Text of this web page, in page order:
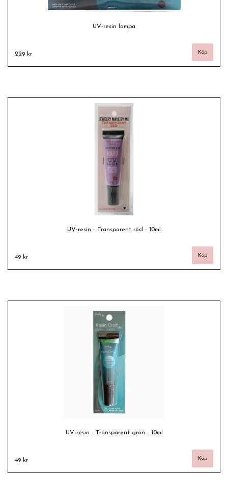
UV-resin lampa
229 kr
UV-resin - Transparent röd - 10ml
49 kr
UV-resin - Transparent grön - 10ml
49 kr